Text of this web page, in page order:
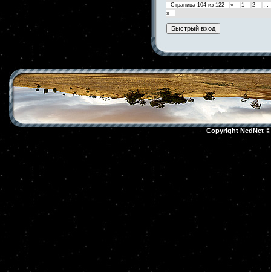
Страница 104 из 122 « 1 2
…
»
Copyright NedNet